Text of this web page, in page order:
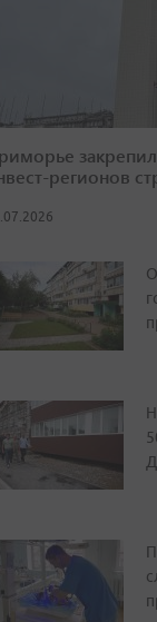
регионов